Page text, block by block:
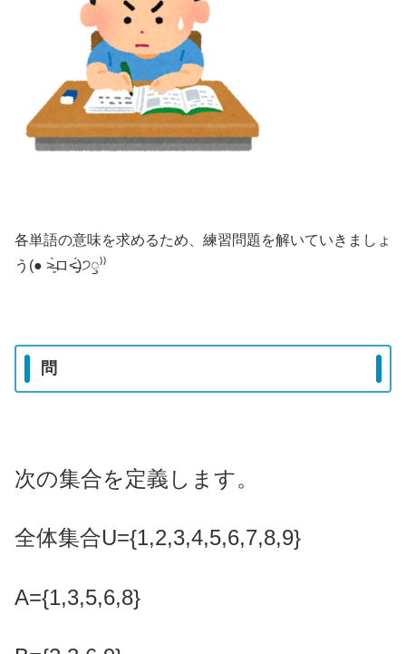
各単語の意味を求めるため、練習問題を解いていきましょ
う(● ˃̶͈̀ロ˂̶͈́)੭ꠥ⁾⁾
問
次の集合を定義します。
全体集合U={1,2,3,4,5,6,7,8,9}
A={1,3,5,6,8}